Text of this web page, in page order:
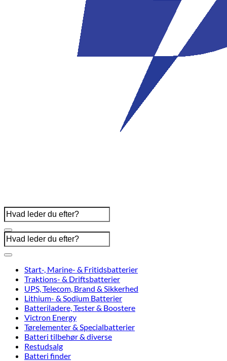
Start-, Marine- & Fritidsbatterier
Traktions- & Driftsbatterier
UPS, Telecom, Brand & Sikkerhed
Lithium- & Sodium Batterier
Batteriladere, Tester & Boostere
Victron Energy
Tørelementer & Specialbatterier
Batteri tilbehør & diverse
Restudsalg
Batteri finder